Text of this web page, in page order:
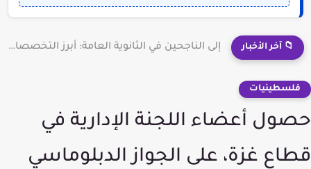
📁 آخر الأخبار إلى الناجحين في الثانوية العامة: أبرز التخصصات المطلوبة للمستقبل (2030-2050)
فلسطينيات
حصول أعضاء اللجنة الإدارية في
قطاع غزة، على الجواز الدبلوماسي